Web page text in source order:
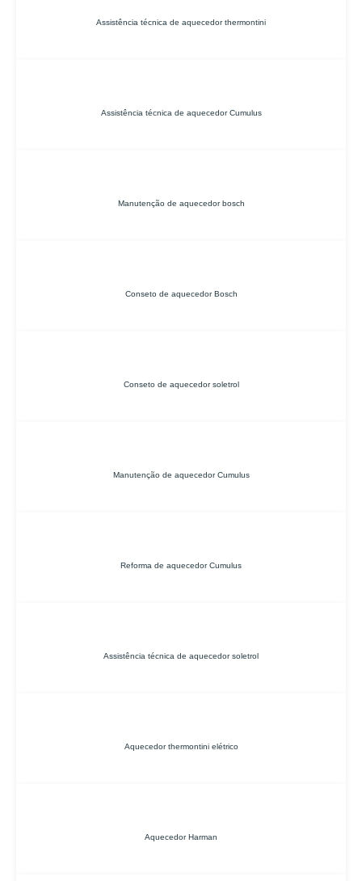
Assistência técnica de aquecedor thermontini
Assistência técnica de aquecedor Cumulus
Manutenção de aquecedor bosch
Conseto de aquecedor Bosch
Conseto de aquecedor soletrol
Manutenção de aquecedor Cumulus
Reforma de aquecedor Cumulus
Assistência técnica de aquecedor soletrol
Aquecedor thermontini elétrico
Aquecedor Harman